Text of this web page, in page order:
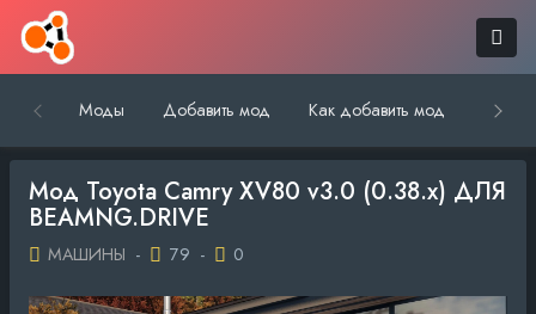
Моды Добавить мод Как добавить мод
Мод Toyota Camry XV80 v3.0 (0.38.x) ДЛЯ
BEAMNG.DRIVE
МАШИНЫ - 79 - 0